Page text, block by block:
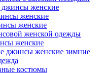
женские
женские
женские
женской одежды
женские
джинсы женские зимние
костюмы